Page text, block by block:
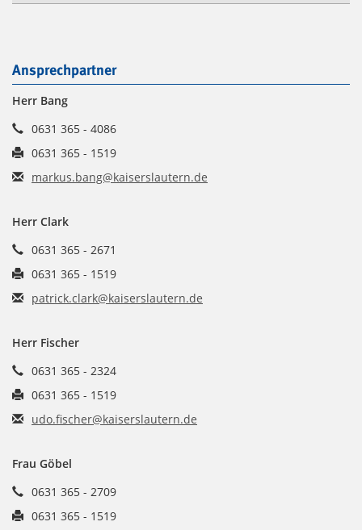
Ansprechpartner
Herr Bang
0631 365 - 4086
0631 365 - 1519
markus.bang@kaiserslautern.de
Herr Clark
0631 365 - 2671
0631 365 - 1519
patrick.clark@kaiserslautern.de
Herr Fischer
0631 365 - 2324
0631 365 - 1519
udo.fischer@kaiserslautern.de
Frau Göbel
0631 365 - 2709
0631 365 - 1519